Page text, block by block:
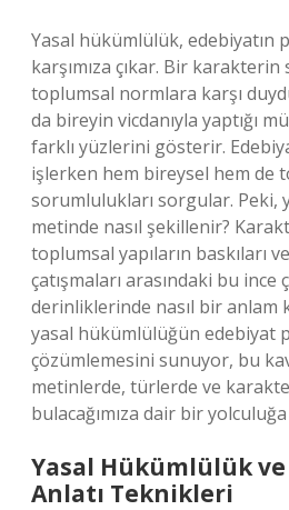
Yasal hükümlülük, edebiyatın
karşımıza çıkar. Bir karakterin
toplumsal normlara karşı
da bireyin vicdanıyla yaptığı
farklı yüzlerini gösterir.
işlerken hem bireysel hem de
sorumlulukları sorgular. Peki,
metinde nasıl şekillenir?
toplumsal yapıların baskıları
çatışmaları arasındaki bu ince
derinliklerinde nasıl bir anlam
yasal hükümlülüğün edebiyat
çözümlemesini sunuyor, bu
metinlerde, türlerde ve
bulacağımıza dair bir yolculuğa
Yasal Hükümlülük ve
Anlatı Teknikleri